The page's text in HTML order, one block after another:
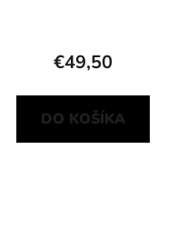
€49,50
DO KOŠÍKA